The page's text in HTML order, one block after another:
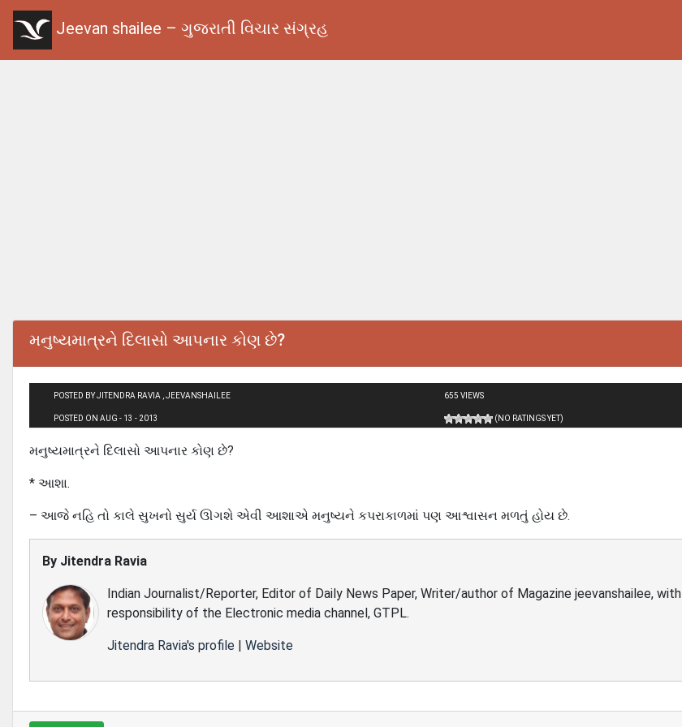
Jeevan shailee – ગુજરાતી વિચાર સંગ્રહ
મનુષ્યમાત્રને દિલાસો આપનાર કોણ છે?
POSTED BY JITENDRA RAVIA , JEEVANSHAILEE
POSTED ON AUG - 13 - 2013
655 VIEWS
(NO RATINGS YET)
મનુષ્યમાત્રને દિલાસો આપનાર કોણ છે?
* આશા.
– આજે નહિ તો કાલે સુખનો સુર્ય ઊગશે એવી આશાએ મનુષ્યને કપરાકાળમાં પણ આશ્વાસન મળતું હોય છે.
By Jitendra Ravia
Indian Journalist/Reporter, Editor of Daily News Paper, Writer/author of Magazine jeevanshailee, with
responsibility of the Electronic media channel, GTPL.
Jitendra Ravia's profile | Website